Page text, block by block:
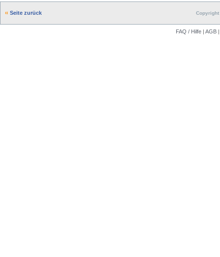
Seite zurück
FAQ / Hilfe | AGB